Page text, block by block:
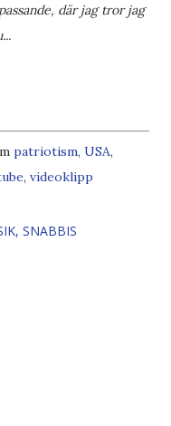
där jag tror jag
patriotism, USA,
, videoklipp
SNABBIS